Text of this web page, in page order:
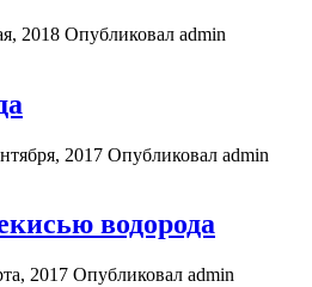
2018 Опубликовал admin
2017 Опубликовал admin
водорода
2017 Опубликовал admin